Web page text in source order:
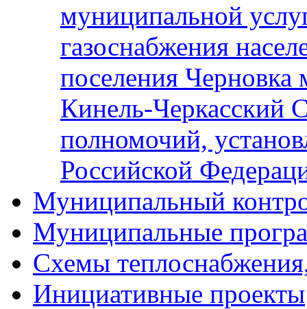
муниципальной
газоснабжения
поселения Черновка
Кинель-Черкасский
полномочий,
Российской
Муниципальный
Муниципальные
Схемы
Инициативные проекты